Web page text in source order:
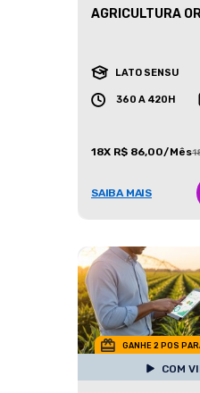
AGRICULTURA
LATO SENSU
360 A 420H
18X R$ 86,00/Mês
SAIBA MAIS
GANHE 2 POS
COM